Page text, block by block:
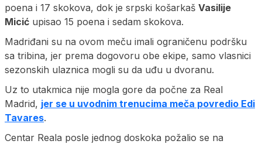
poena i 17 skokova, dok je srpski košarkaš Vasilije
Micić upisao 15 poena i sedam skokova.
Madriđani su na ovom meču imali ograničenu podršku
sa tribina, jer prema dogovoru obe ekipe, samo vlasnici
sezonskih ulaznica mogli su da uđu u dvoranu.
Uz to utakmica nije mogla gore da počne za Real
Madrid, jer se u uvodnim trenucima meča povredio Edi
Tavares.
Centar Reala posle jednog doskoka požalio se na